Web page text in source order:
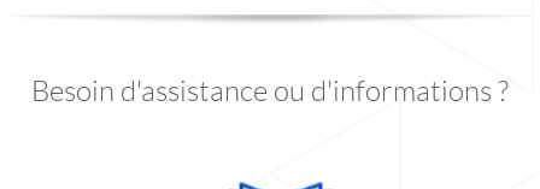
Besoin d'assistance ou d'informations ?